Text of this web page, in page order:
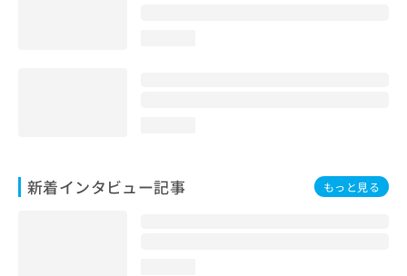
新着インタビュー記事 もっと見る